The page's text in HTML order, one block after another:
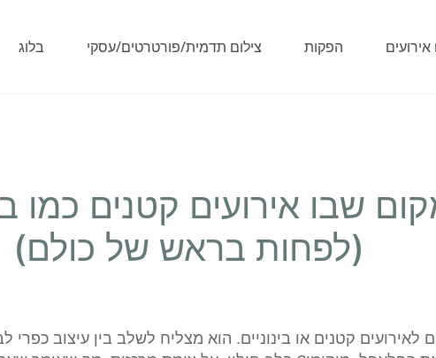
אירועים הפקות צילום תדמית/פורטרטים/עסקי בלוג
שבו אירועים קטנים כמו
(לפחות בראש של כולם)
קטנים או בינוניים. הוא מצליח לשלב בין עיצוב כפרי